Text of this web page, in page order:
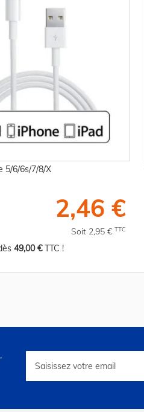
5/6/6s/7/8/X
2,46 €
Soit 2,95 € TTC
49,00 €TTC !
lettre